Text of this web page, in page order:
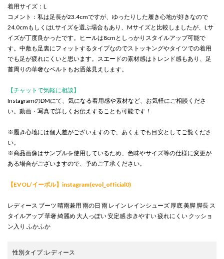
着用サイズ：L
コメント：私は足長が23.4cmですが、ゆったりした履き心地が好きなので
24.0cmもしくはLサイズを選ぶ場合もあり、Mサイズと比較しましたが、Lサ
イズが丁度良かったです。ヒールは8cmとしっかりスタイルアップ可能で
す。中敷も足裏にフィットするタイプなのでストッキングやタイツでの着用
でも足が疲れにくいと思います。スエードの素材感はトレンド感もあり、足
首周りの華奢なベルトもお洒落見えします。
【チャットで気軽に相談】
InstagramのDMにて、気になる着用感や素材など、お気軽にご相談くださ
い。動画・写真で詳しくお伝えすることも可能です！
※履き心地には個人差がございますので、あくまでも目安としてご覧くださ
い。
※商品画像はサンプルを使用しているため、色味やサイズ等の仕様に変更が
ある場合がございますので、予めご了承ください。
【EVOL/イーボル】instagram(evol_official0)
レディース ブーツ 晴雨兼用 雨の日 雨 レイン レインシューズ 厚底 美脚 脚長 ス
タイルアップ 華奢 綺麗め 大人っぽい 安定感 歩きやすい 疲れにくい クッショ
ン入り ふかふか
性別タイプ:レディース